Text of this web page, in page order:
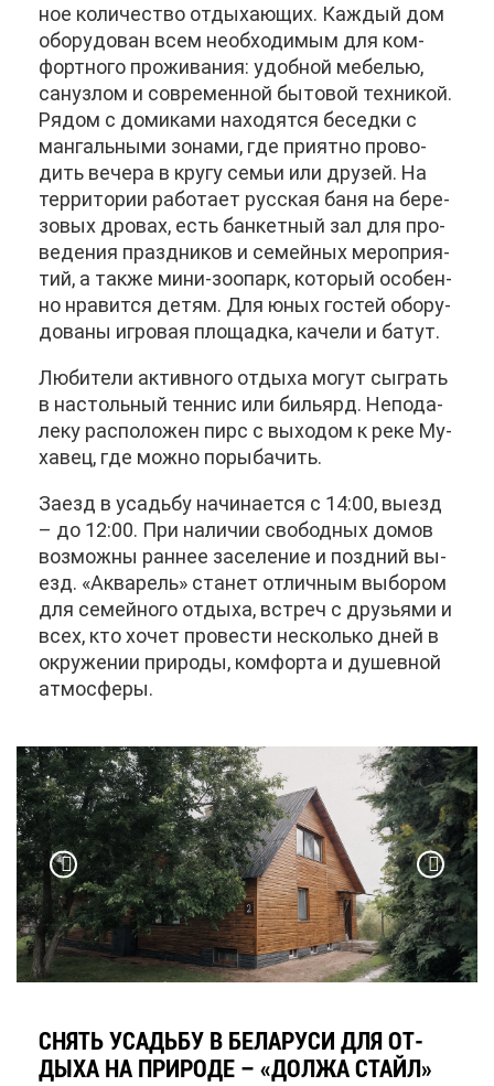
ное ко­ли­че­ство от­ды­ха­ю­щих. Каж­дый дом
обо­ру­до­ван всем необ­хо­ди­мым для ком­
форт­но­го про­жи­ва­ния: удоб­ной ме­бе­лью,
сан­уз­лом и со­вре­мен­ной бы­то­вой тех­ни­кой.
Ря­дом с до­ми­ка­ми на­хо­дят­ся бе­сед­ки с
ман­галь­ны­ми зо­на­ми, где при­ят­но про­во­
дить ве­че­ра в кру­гу се­мьи или дру­зей. На
тер­ри­то­рии ра­бо­та­ет рус­ская ба­ня на бе­ре­
зо­вых дро­вах, есть бан­кет­ный зал для про­
ве­де­ния празд­ни­ков и се­мей­ных ме­ро­при­я­
тий, а та­к­же ми­ни-зоо­парк, ко­то­рый осо­бен­
но нра­вит­ся де­тям. Для юных го­стей обо­ру­
до­ва­ны иг­ро­вая пло­щад­ка, ка­че­ли и ба­тут.
Лю­би­те­ли ак­тив­но­го от­ды­ха мо­гут сыг­рать
в на­столь­ный тен­нис или би­льярд. Непо­да­
ле­ку рас­по­ло­жен пирс с вы­хо­дом к ре­ке Му­
ха­вец, где мож­но по­ры­ба­чить.
За­езд в усадь­бу на­чи­на­ет­ся с 14:00, вы­езд
– до 12:00. При на­ли­чии сво­бод­ных до­мов
воз­мож­ны ран­нее за­се­ле­ние и позд­ний вы­
езд. «Ак­ва­рель» ста­нет от­лич­ным вы­бо­ром
для се­мей­но­го от­ды­ха, встреч с дру­зья­ми и
всех, кто хо­чет про­ве­сти несколь­ко дней в
окру­же­нии при­ро­ды, ком­фор­та и ду­шев­ной
ат­мо­сфе­ры.
СНЯТЬ УСАДЬ­БУ В БЕ­ЛА­РУ­СИ ДЛЯ ОТ­
ДЫ­ХА НА ПРИ­РО­ДЕ – «ДОЛ­ЖА СТАЙЛ»